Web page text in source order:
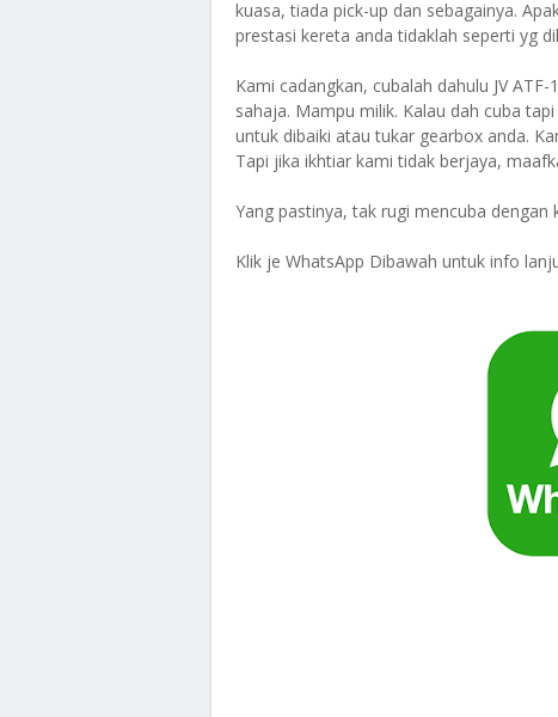
kuasa, tiada pick-up dan sebagainya.
prestasi kereta anda tidaklah seperti yg
Kami cadangkan, cubalah dahulu JV
sahaja. Mampu milik. Kalau dah cuba
untuk dibaiki atau tukar gearbox anda.
Tapi jika ikhtiar kami tidak berjaya,
Yang pastinya, tak rugi mencuba dengan
Klik je WhatsApp Dibawah untuk info